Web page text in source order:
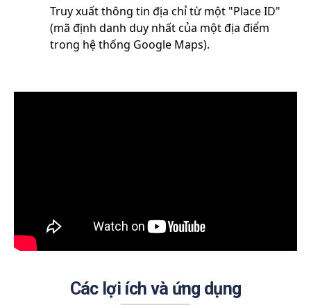
Truy xuất thông tin địa chỉ từ một "Place ID"
(mã định danh duy nhất của một địa điểm
trong hệ thống Google Maps).
Các lợi ích và ứng dụng